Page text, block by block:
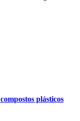
plásticos